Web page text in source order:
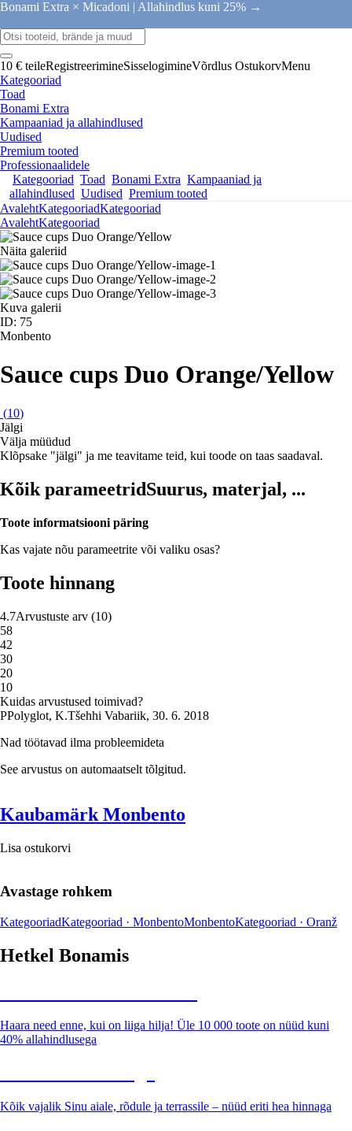
Bonami Extra × Micadoni | Allahindlus kuni 25% →
10 € teileRegistreerimineSisselogimineVõrdlus OstukorvMenu
Kategooriad
Toad
Bonami Extra
Kampaaniad ja allahindlused
Uudised
Premium tooted
Professionaalidele
Kategooriad Toad Bonami Extra Kampaaniad ja
allahindlused Uudised Premium tooted
AvalehtKategooriadKategooriad
AvalehtKategooriad
Näita galeriid
Kuva galerii
ID: 75
Monbento
Sauce cups Duo Orange/Yellow
(10)
Jälgi
Välja müüdud
Klõpsake "jälgi" ja me teavitame teid, kui toode on taas saadaval.
Kõik parameetridSuurus, materjal, ...
Toote informatsiooni päring
Kas vajate nõu parameetrite või valiku osas?
Toote hinnang
4.7Arvustuste arv (10)
58
42
30
20
10
Kuidas arvustused toimivad?
PPolyglot, K.Tšehhi Vabariik, 30. 6. 2018
Nad töötavad ilma probleemideta
See arvustus on automaatselt tõlgitud.
Kaubamärk Monbento
Lisa ostukorvi
Avastage rohkem
KategooriadKategooriad · MonbentoMonbentoKategooriad · Oranž
Hetkel Bonamis
Haara need enne, kui on liiga hilja! Üle 10 000 toote on nüüd kuni
40% allahindlusega
Kõik vajalik Sinu aiale, rõdule ja terrassile – nüüd eriti hea hinnaga